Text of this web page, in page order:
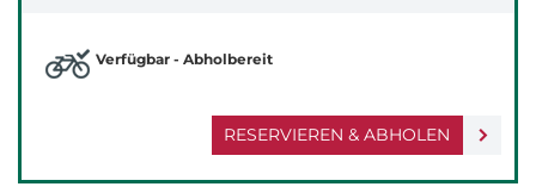
RESERVIEREN & ABHOLEN
Verfügbar - Abholbereit